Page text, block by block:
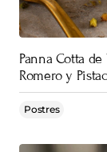
Panna Cotta
Romero y
Postres